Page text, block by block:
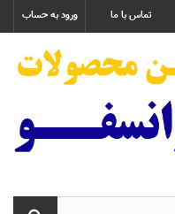
ورود به حساب تماس با ما